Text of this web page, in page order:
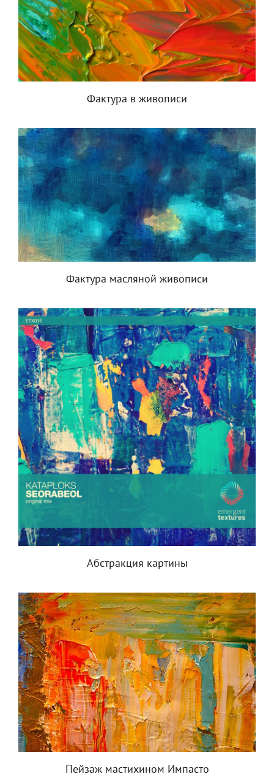
Фактура в живописи
Фактура масляной живописи
Абстракция картины
Пейзаж мастихином Импасто